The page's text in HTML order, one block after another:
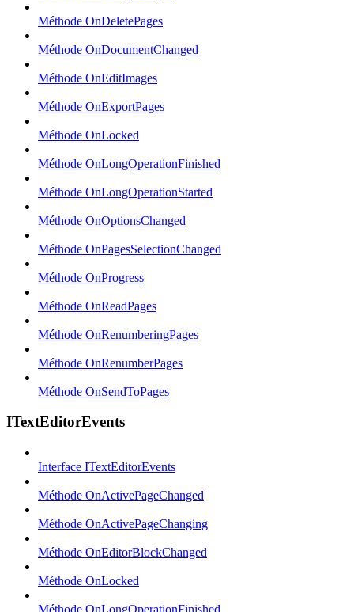
Méthode OnDeletePages
Méthode OnDocumentChanged
Méthode OnEditImages
Méthode OnExportPages
Méthode OnLocked
Méthode OnLongOperationFinished
Méthode OnLongOperationStarted
Méthode OnOptionsChanged
Méthode OnPagesSelectionChanged
Méthode OnProgress
Méthode OnReadPages
Méthode OnRenumberingPages
Méthode OnRenumberPages
Méthode OnSendToPages
ITextEditorEvents
Interface ITextEditorEvents
Méthode OnActivePageChanged
Méthode OnActivePageChanging
Méthode OnEditorBlockChanged
Méthode OnLocked